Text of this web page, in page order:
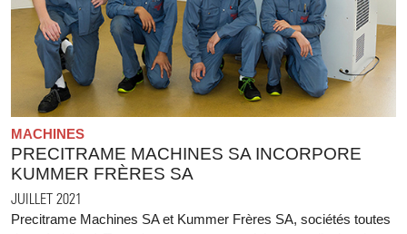
MACHINES
PRECITRAME MACHINES SA INCORPORE
KUMMER FRÈRES SA
JUILLET 2021
Precitrame Machines SA et Kummer Frères SA, sociétés toutes